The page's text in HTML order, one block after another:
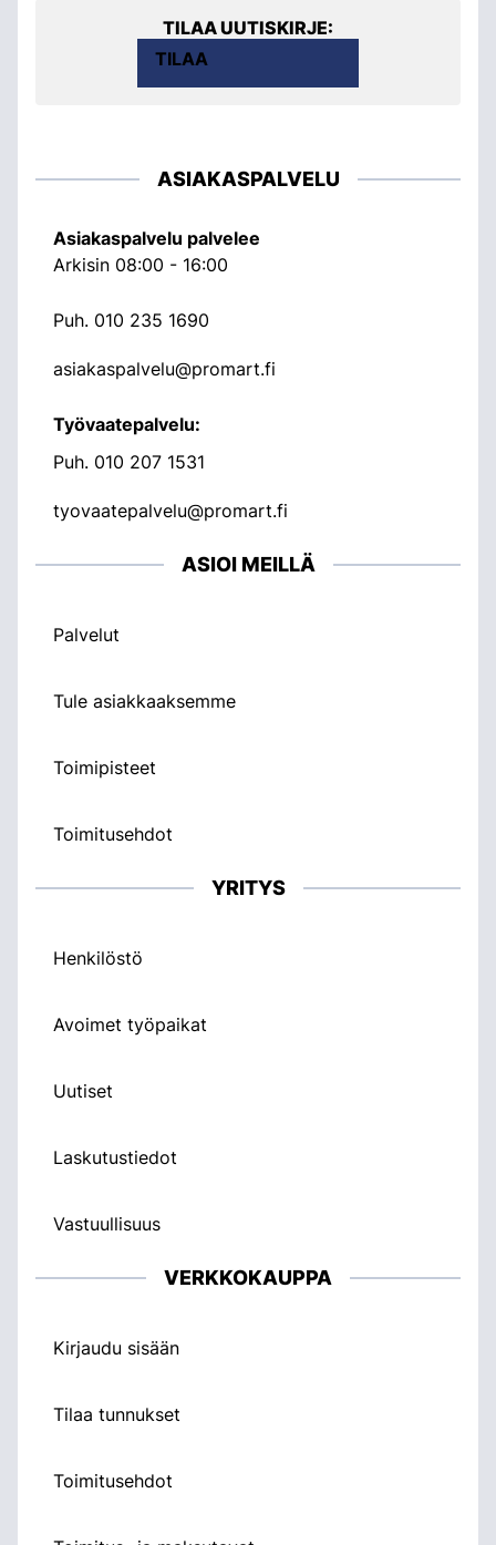
TILAA UUTISKIRJE:
TILAA
ASIAKASPALVELU
Asiakaspalvelu palvelee
Arkisin 08:00 - 16:00
Puh. 010 235 1690
asiakaspalvelu@promart.fi
Työvaatepalvelu:
Puh. 010 207 1531
tyovaatepalvelu@promart.fi
ASIOI MEILLÄ
Palvelut
Tule asiakkaaksemme
Toimipisteet
Toimitusehdot
YRITYS
Henkilöstö
Avoimet työpaikat
Uutiset
Laskutustiedot
Vastuullisuus
VERKKOKAUPPA
Kirjaudu sisään
Tilaa tunnukset
Toimitusehdot